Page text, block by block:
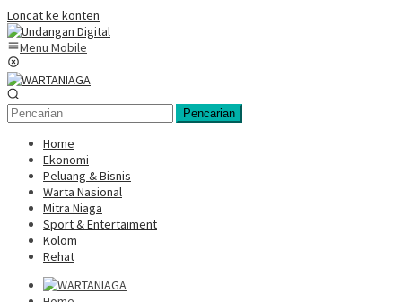
Loncat ke konten
Menu Mobile
Pencarian
Home
Ekonomi
Peluang & Bisnis
Warta Nasional
Mitra Niaga
Sport & Entertaiment
Kolom
Rehat